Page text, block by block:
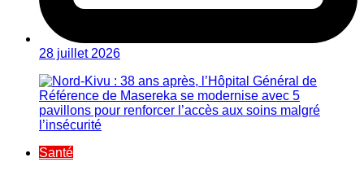
28 juillet 2026
Santé